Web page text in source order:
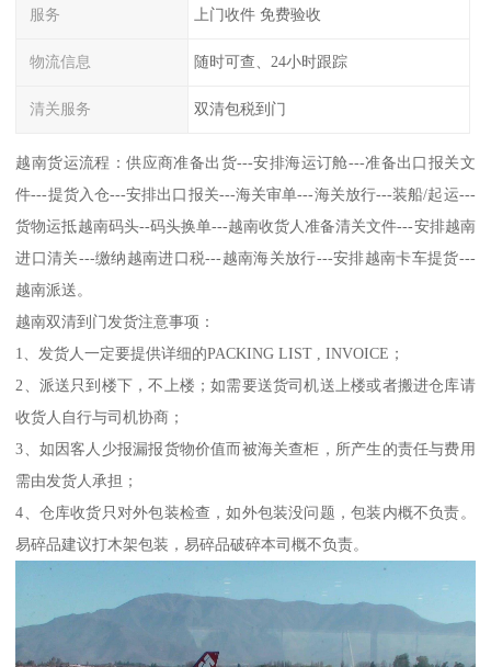
服务 上门收件 免费验收
物流信息 随时可查、24小时跟踪
清关服务 双清包税到门
越南货运流程：供应商准备出货---安排海运订舱---准备出口报关文
件---提货入仓---安排出口报关---海关审单---海关放行---装船/起运---
货物运抵越南码头--码头换单---越南收货人准备清关文件---安排越南
进口清关---缴纳越南进口税---越南海关放行---安排越南卡车提货---
越南派送。
越南双清到门发货注意事项：
1、发货人一定要提供详细的PACKING LIST , INVOICE；
2、派送只到楼下，不上楼；如需要送货司机送上楼或者搬进仓库请
收货人自行与司机协商；
3、如因客人少报漏报货物价值而被海关查柜，所产生的责任与费用
需由发货人承担；
4、仓库收货只对外包装检查，如外包装没问题，包装内概不负责。
易碎品建议打木架包装，易碎品破碎本司概不负责。